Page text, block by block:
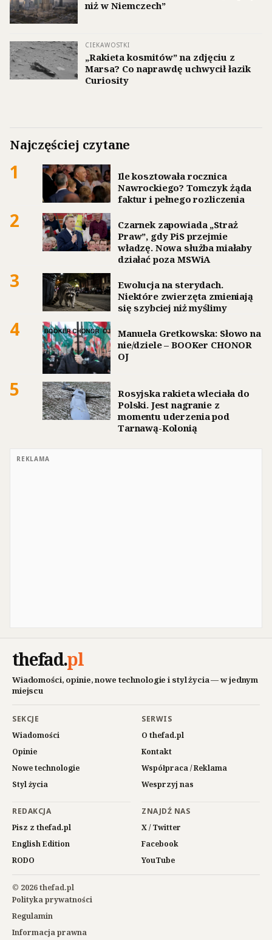
niż w Niemczech”
CIEKAWOSTKI
„Rakieta kosmitów” na zdjęciu z
Marsa? Co naprawdę uchwycił łazik
Curiosity
Najczęściej czytane
1
Ile kosztowała rocznica
Nawrockiego? Tomczyk żąda
faktur i pełnego rozliczenia
2
Czarnek zapowiada „Straż
Praw”, gdy PiS przejmie
władzę. Nowa służba miałaby
działać poza MSWiA
3
Ewolucja na sterydach.
Niektóre zwierzęta zmieniają
się szybciej niż myślimy
4
Manuela Gretkowska: Słowo na
nie/dziele – BOOKer CHONOR
OJ
5
Rosyjska rakieta wleciała do
Polski. Jest nagranie z
momentu uderzenia pod
Tarnawą-Kolonią
REKLAMA
thefad.pl
Wiadomości, opinie, nowe technologie i styl życia — w jednym
miejscu
SEKCJE
Wiadomości
Opinie
Nowe technologie
Styl życia
SERWIS
O thefad.pl
Kontakt
Współpraca / Reklama
Wesprzyj nas
REDAKCJA
Pisz z thefad.pl
English Edition
RODO
ZNAJDŹ NAS
X / Twitter
Facebook
YouTube
© 2026 thefad.pl
Polityka prywatności
Regulamin
Informacja prawna